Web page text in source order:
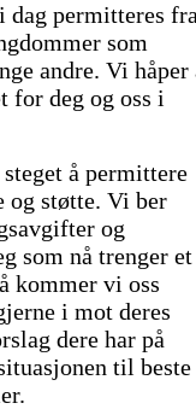
dag permitteres
som
andre. Vi håper
for deg og oss i
å permittere
og støtte. Vi ber
og
som nå trenger et
kommer vi oss
i mot deres
dere har på
til beste